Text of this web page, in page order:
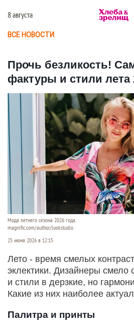
8 августа
ВСЕ НОВОСТИ
Прочь безликость!
фактуры и стили лета
Мода летнего сезона 2026 года.
magnific.com/author/lookstudio
25 июня 2026 в 12:15
Лето - время смелых
эклектики. Дизайнеры
и стили в дерзкие, но
Какие из них наиболее
Палитра и принты